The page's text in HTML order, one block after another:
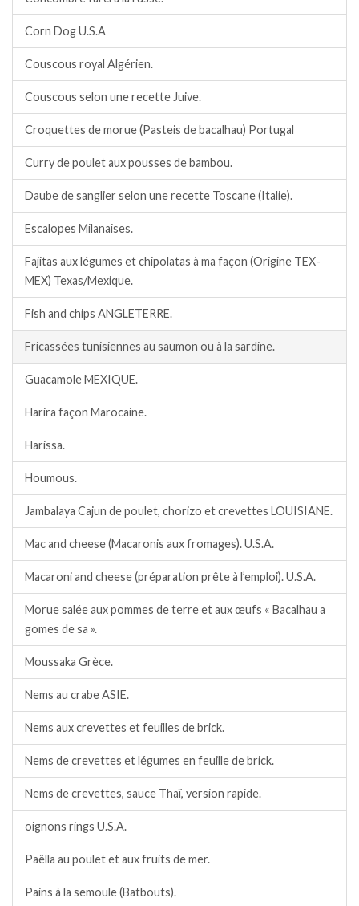
Corn Dog U.S.A
Couscous royal Algérien.
Couscous selon une recette Juive.
Croquettes de morue (Pasteis de bacalhau) Portugal
Curry de poulet aux pousses de bambou.
Daube de sanglier selon une recette Toscane (Italie).
Escalopes Milanaises.
Fajitas aux légumes et chipolatas à ma façon (Origine TEX-
MEX) Texas/Mexique.
Fish and chips ANGLETERRE.
Fricassées tunisiennes au saumon ou à la sardine.
Guacamole MEXIQUE.
Harira façon Marocaine.
Harissa.
Houmous.
Jambalaya Cajun de poulet, chorizo et crevettes LOUISIANE.
Mac and cheese (Macaronis aux fromages). U.S.A.
Macaroni and cheese (préparation prête à l’emploi). U.S.A.
Morue salée aux pommes de terre et aux œufs « Bacalhau a
gomes de sa ».
Moussaka Grèce.
Nems au crabe ASIE.
Nems aux crevettes et feuilles de brick.
Nems de crevettes et légumes en feuille de brick.
Nems de crevettes, sauce Thaï, version rapide.
oignons rings U.S.A.
Paëlla au poulet et aux fruits de mer.
Pains à la semoule (Batbouts).